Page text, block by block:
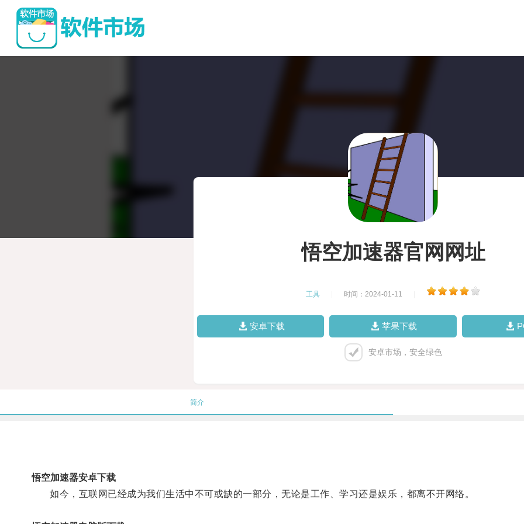
悟空加速器官网网址
工具 时间：2024-01-11
安卓下载 苹果下载
安卓市场，安全绿色
简介
悟空加速器安卓下载
如今，互联网已经成为我们生活中不可或缺的一部分，无论是工作、学习还是娱乐，都离不开网络。